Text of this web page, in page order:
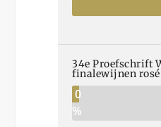
34e Proefschrift
finalewijnen rosé
0
%